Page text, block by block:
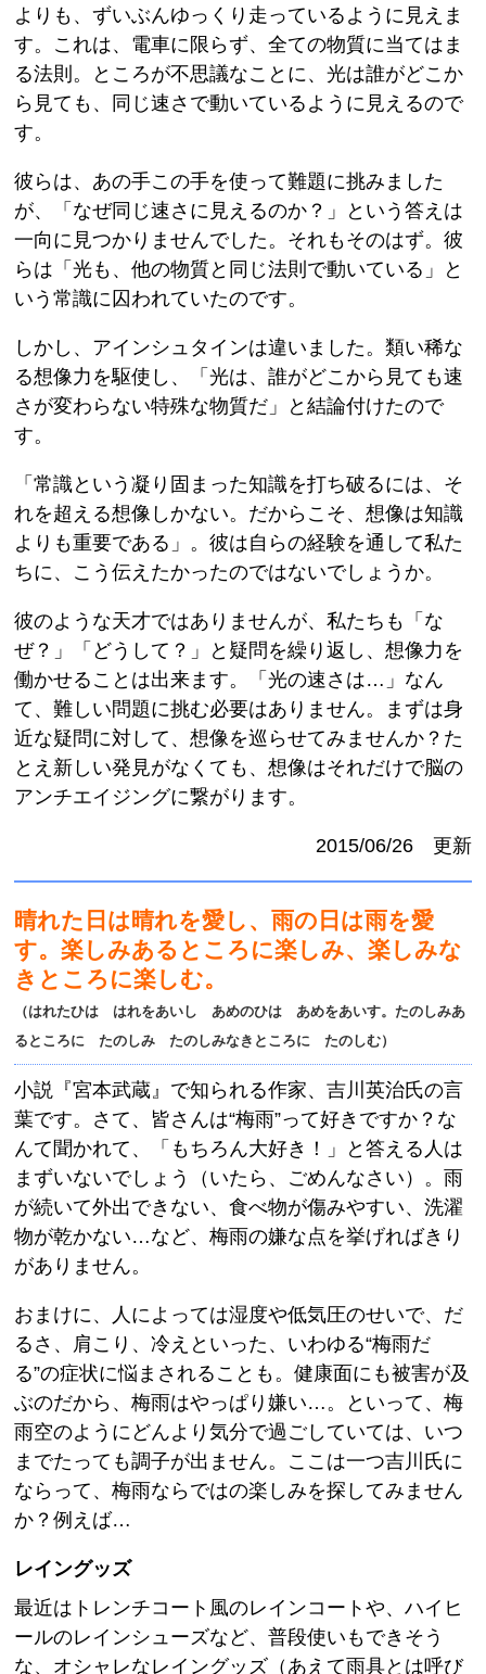
よりも、ずいぶんゆっくり走っているように見えま
す。これは、電車に限らず、全ての物質に当てはま
る法則。ところが不思議なことに、光は誰がどこか
ら見ても、同じ速さで動いているように見えるので
す。
彼らは、あの手この手を使って難題に挑みました
が、「なぜ同じ速さに見えるのか？」という答えは
一向に見つかりませんでした。それもそのはず。彼
らは「光も、他の物質と同じ法則で動いている」と
いう常識に囚われていたのです。
しかし、アインシュタインは違いました。類い稀な
る想像力を駆使し、「光は、誰がどこから見ても速
さが変わらない特殊な物質だ」と結論付けたので
す。
「常識という凝り固まった知識を打ち破るには、そ
れを超える想像しかない。だからこそ、想像は知識
よりも重要である」。彼は自らの経験を通して私た
ちに、こう伝えたかったのではないでしょうか。
彼のような天才ではありませんが、私たちも「な
ぜ？」「どうして？」と疑問を繰り返し、想像力を
働かせることは出来ます。「光の速さは…」なん
て、難しい問題に挑む必要はありません。まずは身
近な疑問に対して、想像を巡らせてみませんか？た
とえ新しい発見がなくても、想像はそれだけで脳の
アンチエイジングに繋がります。
2015/06/26 更新
晴れた日は晴れを愛し、雨の日は雨を愛
す。楽しみあるところに楽しみ、楽しみな
きところに楽しむ。
（はれたひは はれをあいし あめのひは あめをあいす。たのしみあ
るところに たのしみ たのしみなきところに たのしむ）
小説『宮本武蔵』で知られる作家、吉川英治氏の言
葉です。さて、皆さんは“梅雨”って好きですか？な
んて聞かれて、「もちろん大好き！」と答える人は
まずいないでしょう（いたら、ごめんなさい）。雨
が続いて外出できない、食べ物が傷みやすい、洗濯
物が乾かない…など、梅雨の嫌な点を挙げればきり
がありません。
おまけに、人によっては湿度や低気圧のせいで、だ
るさ、肩こり、冷えといった、いわゆる“梅雨だ
る”の症状に悩まされることも。健康面にも被害が及
ぶのだから、梅雨はやっぱり嫌い…。といって、梅
雨空のようにどんより気分で過ごしていては、いつ
までたっても調子が出ません。ここは一つ吉川氏に
ならって、梅雨ならではの楽しみを探してみません
か？例えば…
レイングッズ
最近はトレンチコート風のレインコートや、ハイヒ
ールのレインシューズなど、普段使いもできそう
な、オシャレなレイングッズ（あえて雨具とは呼び